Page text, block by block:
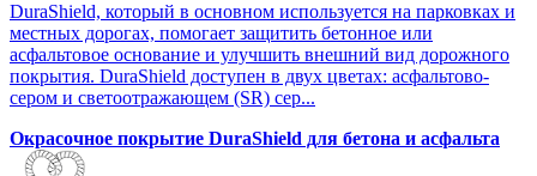
DuraShield, который в основном используется на парковках и
местных дорогах, помогает защитить бетонное или
асфальтовое основание и улучшить внешний вид дорожного
покрытия. DuraShield доступен в двух цветах: асфальтово-
сером и светоотражающем (SR) сер...
Окрасочное покрытие DuraShield для бетона и асфальта